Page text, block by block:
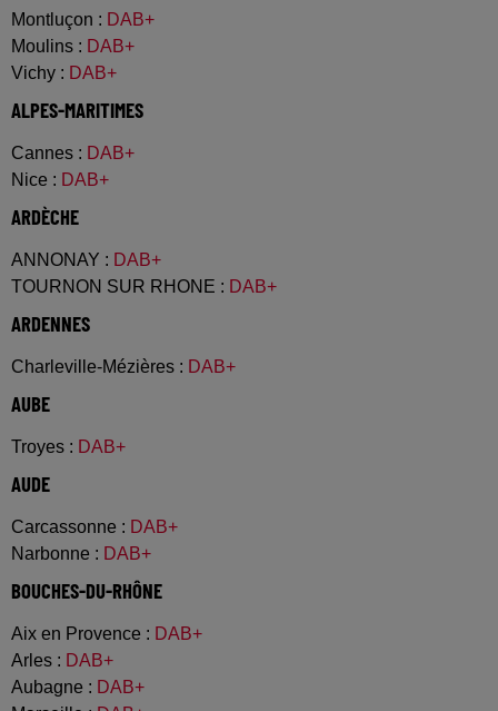
Montluçon : DAB+
Moulins : DAB+
Vichy : DAB+
ALPES-MARITIMES
Cannes : DAB+
Nice : DAB+
ARDÈCHE
ANNONAY : DAB+
TOURNON SUR RHONE : DAB+
ARDENNES
Charleville-Mézières : DAB+
AUBE
Troyes : DAB+
AUDE
Carcassonne : DAB+
Narbonne : DAB+
BOUCHES-DU-RHÔNE
Aix en Provence : DAB+
Arles : DAB+
Aubagne : DAB+